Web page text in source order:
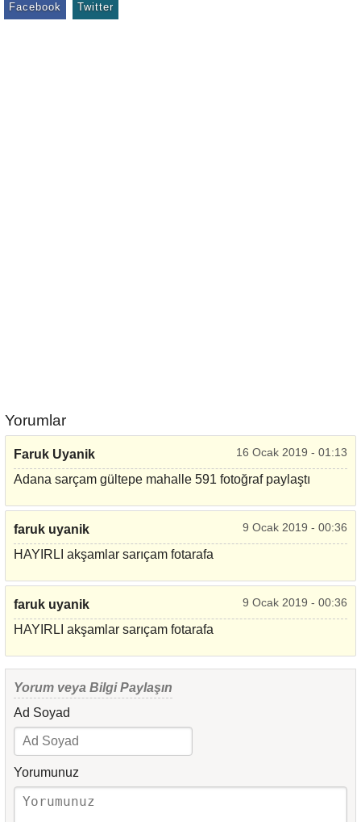
Facebook Twitter
Yorumlar
Faruk Uyanik 16 Ocak 2019 - 01:13
Adana sarçam gültepe mahalle 591 fotoğraf paylaştı
faruk uyanik 9 Ocak 2019 - 00:36
HAYIRLI akşamlar sarıçam fotarafa
faruk uyanik 9 Ocak 2019 - 00:36
HAYIRLI akşamlar sarıçam fotarafa
Yorum veya Bilgi Paylaşın
Ad Soyad
Yorumunuz